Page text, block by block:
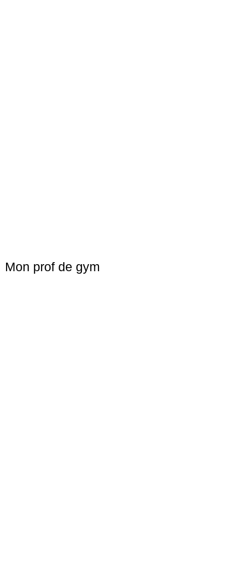
Mon prof de gym